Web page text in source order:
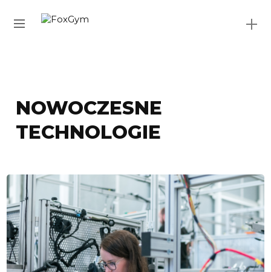
NOWOCZESNE
TECHNOLOGIE